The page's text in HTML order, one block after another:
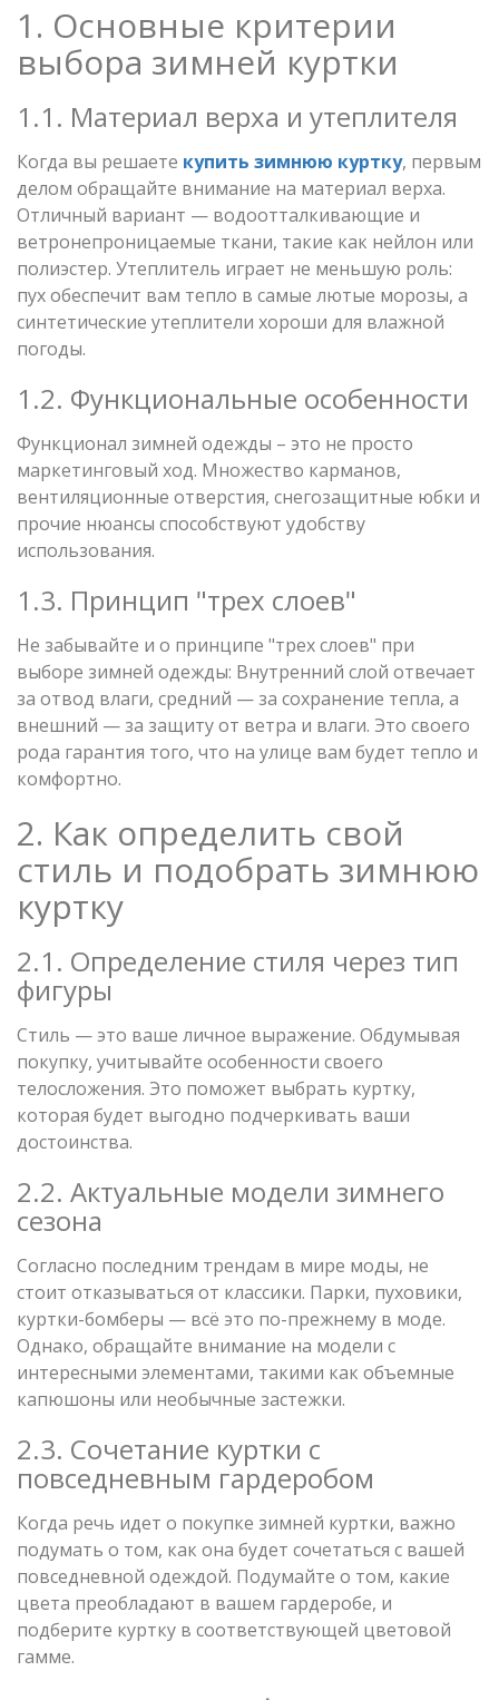
1. Основные критерии
выбора зимней куртки
1.1. Материал верха и утеплителя
Когда вы решаете купить зимнюю куртку, первым
делом обращайте внимание на материал верха.
Отличный вариант — водоотталкивающие и
ветронепроницаемые ткани, такие как нейлон или
полиэстер. Утеплитель играет не меньшую роль:
пух обеспечит вам тепло в самые лютые морозы, а
синтетические утеплители хороши для влажной
погоды.
1.2. Функциональные особенности
Функционал зимней одежды – это не просто
маркетинговый ход. Множество карманов,
вентиляционные отверстия, снегозащитные юбки и
прочие нюансы способствуют удобству
использования.
1.3. Принцип "трех слоев"
Не забывайте и о принципе "трех слоев" при
выборе зимней одежды: Внутренний слой отвечает
за отвод влаги, средний — за сохранение тепла, а
внешний — за защиту от ветра и влаги. Это своего
рода гарантия того, что на улице вам будет тепло и
комфортно.
2. Как определить свой
стиль и подобрать зимнюю
куртку
2.1. Определение стиля через тип
фигуры
Стиль — это ваше личное выражение. Обдумывая
покупку, учитывайте особенности своего
телосложения. Это поможет выбрать куртку,
которая будет выгодно подчеркивать ваши
достоинства.
2.2. Актуальные модели зимнего
сезона
Согласно последним трендам в мире моды, не
стоит отказываться от классики. Парки, пуховики,
куртки-бомберы — всё это по-прежнему в моде.
Однако, обращайте внимание на модели с
интересными элементами, такими как объемные
капюшоны или необычные застежки.
2.3. Сочетание куртки с
повседневным гардеробом
Когда речь идет о покупке зимней куртки, важно
подумать о том, как она будет сочетаться с вашей
повседневной одеждой. Подумайте о том, какие
цвета преобладают в вашем гардеробе, и
подберите куртку в соответствующей цветовой
гамме.